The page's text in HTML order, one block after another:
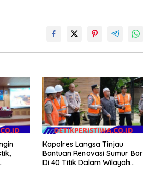
Kapolres Langsa Tinjau
Bantuan Renovasi Sumur Bor
Di 40 Titik Dalam Wilayah